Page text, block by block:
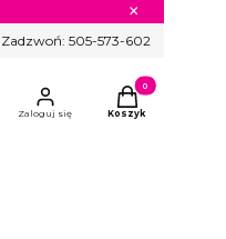
×
Zadzwoń: 505-573-602
Zaloguj się
Produkty w
Koszyk